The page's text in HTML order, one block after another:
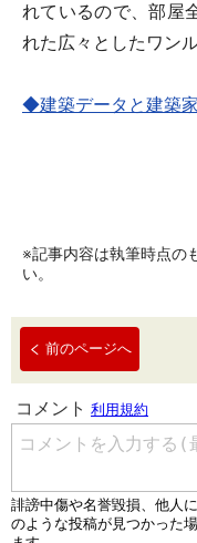
れているので、部屋
れた広々としたワン
◆建築データと建築
※記事内容は執筆時点の
い。
前のページへ